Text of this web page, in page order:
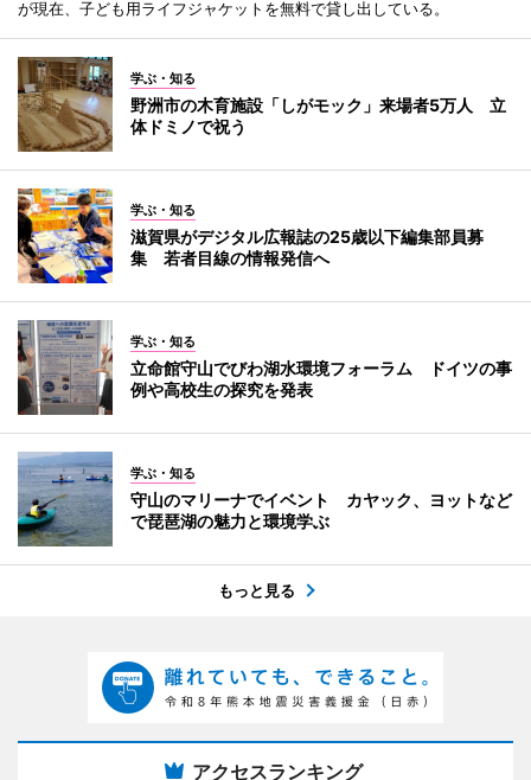
が現在、子ども用ライフジャケットを無料で貸し出している。
学ぶ・知る
野洲市の木育施設「しがモック」来場者5万人 立
体ドミノで祝う
学ぶ・知る
滋賀県がデジタル広報誌の25歳以下編集部員募
集 若者目線の情報発信へ
学ぶ・知る
立命館守山でびわ湖水環境フォーラム ドイツの事
例や高校生の探究を発表
学ぶ・知る
守山のマリーナでイベント カヤック、ヨットなど
で琵琶湖の魅力と環境学ぶ
もっと見る
アクセスランキング